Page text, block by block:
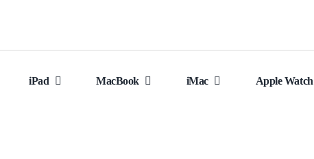
iPad MacBook iMac Apple Watch